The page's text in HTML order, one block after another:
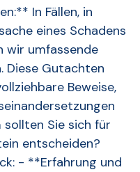
In Fällen, in
eines Schadens
wir umfassende
Diese Gutachten
Beweise,
sollten Sie sich für
entscheiden?
- **Erfahrung und